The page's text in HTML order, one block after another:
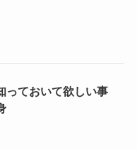
っておいて欲しい事